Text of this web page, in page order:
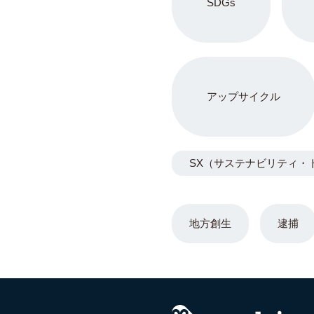
SDGs
アップサイクル
地方創生 逮捕
SX（サステナビリティ・